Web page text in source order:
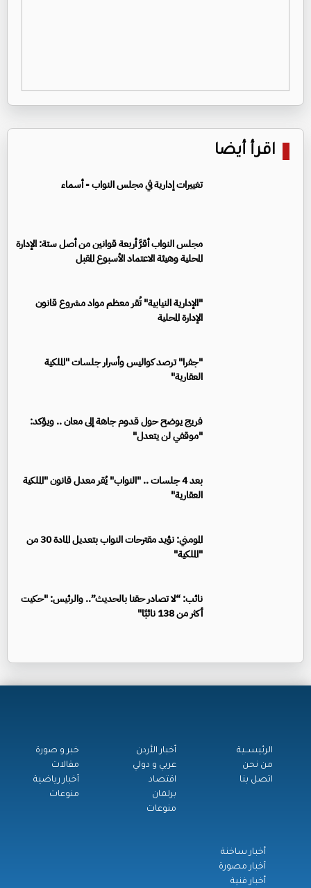
اقرأ أيضا
تغييرات إدارية في مجلس النواب - أسماء
مجلس النواب أقرَّ أربعة قوانين من أصل ستة: الإدارة
المحلية وهيئة الاعتماد الأسبوع المقبل
"الإدارية النيابية" تُقر معظم مواد مشروع قانون
الإدارة المحلية
"جفرا" ترصد كواليس وأسرار جلسات "الملكية
العقارية"
فريج يوضح حول قدوم جاهة إلى معان .. ويؤكد:
"موقفي لن يتعدل"
بعد 4 جلسات .. "النواب" يُقر معدل قانون "الملكية
العقارية"
المومني: نؤيد مقترحات النواب بتعديل المادة 30 من
"الملكية"
نائب: “لا تصادر حقنا بالحديث”.. والرئيس: "حكيت
أكثر من 138 نائبًا"
الرئيســية
من نحن
اتصل بنا
أخبار الأردن
عربي و دولي
اقتصاد
برلمان
منوعات
خبر و صورة
مقالات
أخبار رياضية
منوعات
أخبار ساخنة
أخبار مصورة
أخبار فنية